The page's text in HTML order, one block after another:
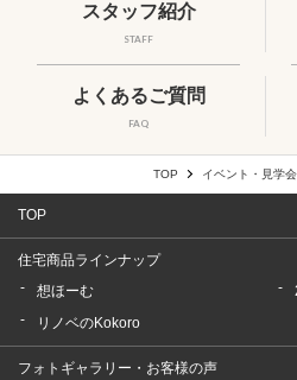
スタッフ紹介
STAFF
よくあるご質問
FAQ
TOP イベント・見学会
TOP
住宅商品ラインナップ
想ほーむ
リノベのKokoro
フォトギャラリー・お客様の声